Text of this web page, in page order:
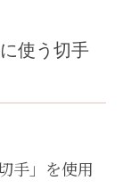
使う切手
手」を使用